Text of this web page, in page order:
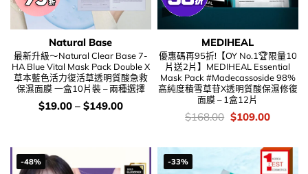
Natural Base
最新升級～Natural Clear Base 7-
HA Blue Vital Mask Pack Double X
草本藍色活力復活草透明質酸急救
保濕面膜 一盒10片裝 – 兩種選擇
價
錢：
$19.00– $149.00
MEDIHEAL
優惠碼再95折!【OY No.1🏆限量10
片送2片】MEDIHEAL Essential
Mask Pack #Madecassoside 98%
高純度積雪草苷X透明質酸保濕修復
面膜 – 1盒12片
價
錢：
$168.00 Original
price
$168.00.
$109.00Current
-48% -33%